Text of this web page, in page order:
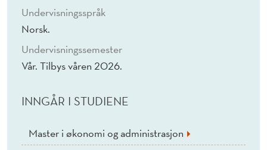
Undervisningsspråk
Norsk.
Undervisningssemester
Vår. Tilbys våren 2026.
INNGÅR I STUDIENE
Master i økonomi og administrasjon